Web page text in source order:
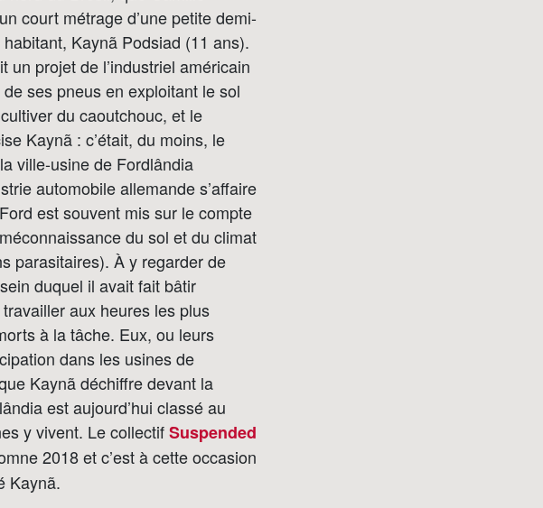
court métrage d’une petite demi-
Kaynã Podsiad (11 ans).
projet de l’industriel américain
ses pneus en exploitant le sol
du caoutchouc, et le
Kaynã : c’était, du moins, le
ville-usine de Fordlândia
automobile allemande s’affaire
est souvent mis sur le compte
du sol et du climat
parasitaires). À y regarder de
duquel il avait fait bâtir
aux heures les plus
à la tâche. Eux, ou leurs
dans les usines de
Kaynã déchiffre devant la
est aujourd’hui classé au
y vivent. Le collectifSuspended
2018 et c’est à cette occasion
Kaynã.